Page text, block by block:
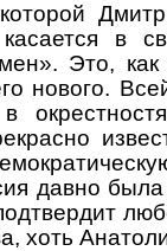
в
Это,
нового.
давно
хоть